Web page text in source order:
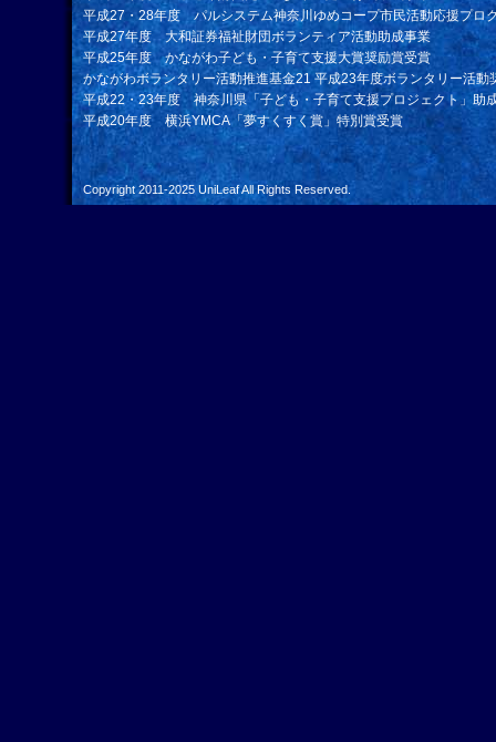
平成27・28年度 パルシステム神奈川ゆめコープ市民活動応援プロ
平成27年度 大和証券福祉財団ボランティア活動助成事業
平成25年度 かながわ子ども・子育て支援大賞奨励賞受賞
かながわボランタリー活動推進基金21 平成23年度ボランタリー活動
平成22・23年度 神奈川県「子ども・子育て支援プロジェクト」助
平成20年度 横浜YMCA「夢すくすく賞」特別賞受賞
Copyright 2011-2025 UniLeafAll Rights Reserved.